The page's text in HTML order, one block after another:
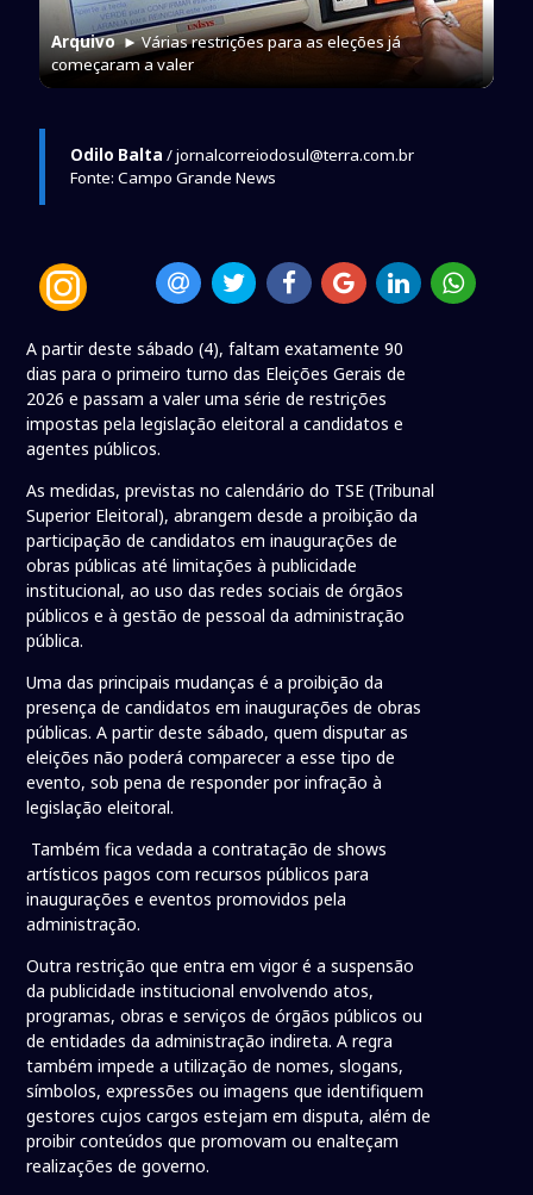
Arquivo► Várias restrições para as eleções já
começaram a valer
Odilo Balta / jornalcorreiodosul@terra.com.br
Fonte: Campo Grande News
A partir deste sábado (4), faltam exatamente 90
dias para o primeiro turno das Eleições Gerais de
2026 e passam a valer uma série de restrições
impostas pela legislação eleitoral a candidatos e
agentes públicos.
As medidas, previstas no calendário do TSE (Tribunal
Superior Eleitoral), abrangem desde a proibição da
participação de candidatos em inaugurações de
obras públicas até limitações à publicidade
institucional, ao uso das redes sociais de órgãos
públicos e à gestão de pessoal da administração
pública.
Uma das principais mudanças é a proibição da
presença de candidatos em inaugurações de obras
públicas. A partir deste sábado, quem disputar as
eleições não poderá comparecer a esse tipo de
evento, sob pena de responder por infração à
legislação eleitoral.
Também fica vedada a contratação de shows
artísticos pagos com recursos públicos para
inaugurações e eventos promovidos pela
administração.
Outra restrição que entra em vigor é a suspensão
da publicidade institucional envolvendo atos,
programas, obras e serviços de órgãos públicos ou
de entidades da administração indireta. A regra
também impede a utilização de nomes, slogans,
símbolos, expressões ou imagens que identifiquem
gestores cujos cargos estejam em disputa, além de
proibir conteúdos que promovam ou enalteçam
realizações de governo.